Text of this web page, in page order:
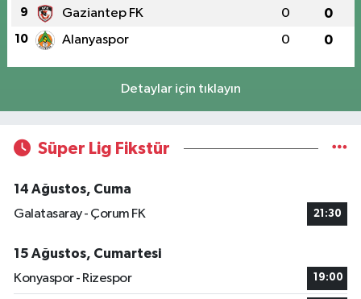
9 Gaziantep FK 0 0
10 Alanyaspor 0 0
Detaylar için tıklayın
Süper Lig Fikstür
14 Ağustos, Cuma
Galatasaray - Çorum FK
21:30
15 Ağustos, Cumartesi
Konyaspor - Rizespor
19:00